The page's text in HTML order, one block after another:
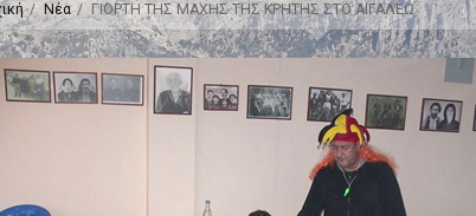
Νέα ΓΙΟΡΤΗ ΤΗΣ ΜΑΧΗΣ ΤΗΣ ΚΡΗΤΗΣ ΣΤΟ ΑΙΓΑΛΕΩ